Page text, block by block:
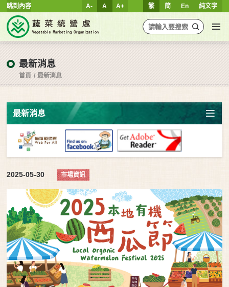
跳到內容 繁 简 En 純文字
A- A A+
最新消息
首頁 最新消息
最新消息
2025-05-30 市場資訊